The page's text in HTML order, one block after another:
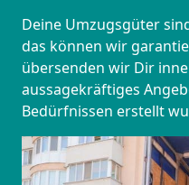
Deine Umzugsgüter
das können wir
übersenden wir Dir
aussagekräftiges
Bedürfnissen erstellt